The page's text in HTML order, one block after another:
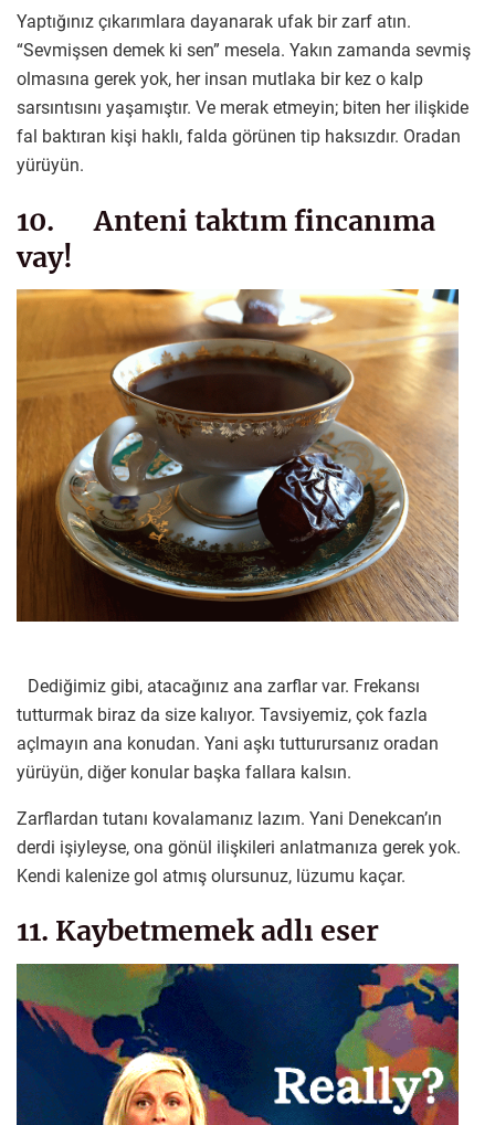
Yaptığınız çıkarımlara dayanarak ufak bir zarf atın.
“Sevmişsen demek ki sen” mesela. Yakın zamanda sevmiş
olmasına gerek yok, her insan mutlaka bir kez o kalp
sarsıntısını yaşamıştır. Ve merak etmeyin; biten her ilişkide
fal baktıran kişi haklı, falda görünen tip haksızdır. Oradan
yürüyün.
10. Anteni taktım fincanıma
vay!
Dediğimiz gibi, atacağınız ana zarflar var. Frekansı
tutturmak biraz da size kalıyor. Tavsiyemiz, çok fazla
açlmayın ana konudan. Yani aşkı tutturursanız oradan
yürüyün, diğer konular başka fallara kalsın.
Zarflardan tutanı kovalamanız lazım. Yani Denekcan’ın
derdi işiyleyse, ona gönül ilişkileri anlatmanıza gerek yok.
Kendi kalenize gol atmış olursunuz, lüzumu kaçar.
11. Kaybetmemek adlı eser